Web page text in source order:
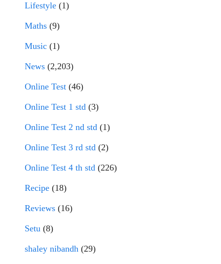
Lifestyle (1)
Maths (9)
Music (1)
News (2,203)
Online Test (46)
Online Test 1 std (3)
Online Test 2 nd std (1)
Online Test 3 rd std (2)
Online Test 4 th std (226)
Recipe (18)
Reviews (16)
Setu (8)
shaley nibandh (29)